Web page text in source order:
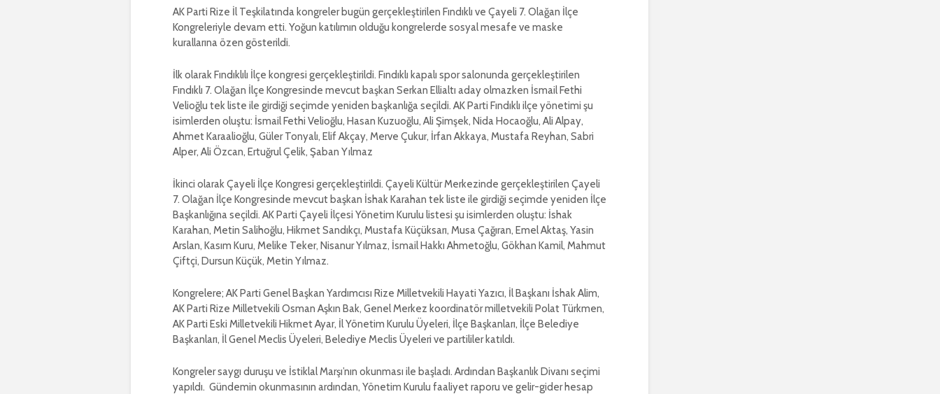
AK Parti Rize İl Teşkilatında kongreler bugün gerçekleştirilen Fındıklı ve Çayeli 7. Olağan İlçe
Kongreleriyle devam etti. Yoğun katılımın olduğu kongrelerde sosyal mesafe ve maske
kurallarına özen gösterildi.
İlk olarak Fındıklılı İlçe kongresi gerçekleştirildi. Fındıklı kapalı spor salonunda gerçekleştirilen
Fındıklı 7. Olağan İlçe Kongresinde mevcut başkan Serkan Ellialtı aday olmazken İsmail Fethi
Velioğlu tek liste ile girdiği seçimde yeniden başkanlığa seçildi. AK Parti Fındıklı ilçe yönetimi şu
isimlerden oluştu: İsmail Fethi Velioğlu, Hasan Kuzuoğlu, Ali Şimşek, Nida Hocaoğlu, Ali Alpay,
Ahmet Karaalioğlu, Güler Tonyalı, Elif Akçay, Merve Çukur, İrfan Akkaya, Mustafa Reyhan, Sabri
Alper, Ali Özcan, Ertuğrul Çelik, Şaban Yılmaz
İkinci olarak Çayeli İlçe Kongresi gerçekleştirildi. Çayeli Kültür Merkezinde gerçekleştirilen Çayeli
7. Olağan İlçe Kongresinde mevcut başkan İshak Karahan tek liste ile girdiği seçimde yeniden İlçe
Başkanlığına seçildi. AK Parti Çayeli İlçesi Yönetim Kurulu listesi şu isimlerden oluştu: İshak
Karahan, Metin Salihoğlu, Hikmet Sandıkçı, Mustafa Küçüksarı, Musa Çağıran, Emel Aktaş, Yasin
Arslan, Kasım Kuru, Melike Teker, Nisanur Yılmaz, İsmail Hakkı Ahmetoğlu, Gökhan Kamil, Mahmut
Çiftçi, Dursun Küçük, Metin Yılmaz.
Kongrelere; AK Parti Genel Başkan Yardımcısı Rize Milletvekili Hayati Yazıcı, İl Başkanı İshak Alim,
AK Parti Rize Milletvekili Osman Aşkın Bak, Genel Merkez koordinatör milletvekili Polat Türkmen,
AK Parti Eski Milletvekili Hikmet Ayar, İl Yönetim Kurulu Üyeleri, İlçe Başkanları, İlçe Belediye
Başkanları, İl Genel Meclis Üyeleri, Belediye Meclis Üyeleri ve partililer katıldı.
Kongreler saygı duruşu ve İstiklal Marşı’nın okunması ile başladı. Ardından Başkanlık Divanı seçimi
yapıldı. Gündemin okunmasının ardından, Yönetim Kurulu faaliyet raporu ve gelir-gider hesap